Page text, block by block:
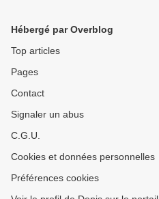
Hébergé par Overblog
Top articles
Pages
Contact
Signaler un abus
C.G.U.
Cookies et données personnelles
Préférences cookies